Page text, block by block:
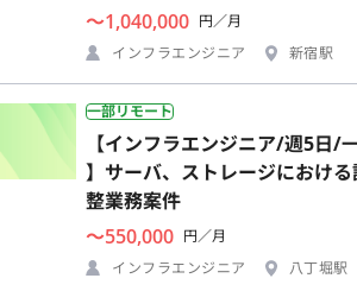
〜1,040,000 円／月
インフラエンジニア
新宿駅
一部リモート
【インフラエンジニア/週5日/
】サーバ、ストレージにおけ
整業務案件
〜550,000 円／月
インフラエンジニア
八丁堀駅